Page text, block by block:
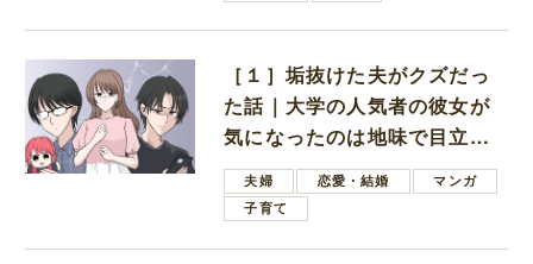
［１］垢抜けた夫がクズだっ
た話｜大学の人気者の彼女が
気になったのは地味で目立た
ない男子学生
夫婦 恋愛・結婚
マンガ
子育て